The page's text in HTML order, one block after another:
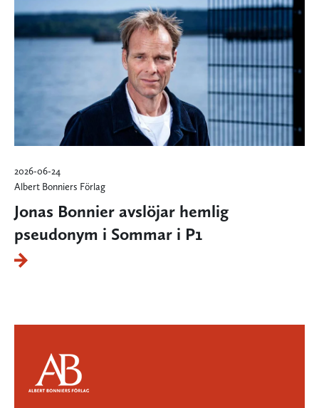
2026-06-24
Albert Bonniers Förlag
Jonas Bonnier avslöjar hemlig
pseudonym i Sommar i P1